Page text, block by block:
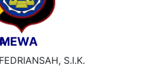
S.I.K.